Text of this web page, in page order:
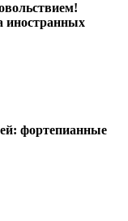
иностранных
фортепианные